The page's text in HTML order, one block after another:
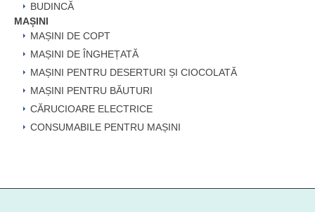
BUDINCĂ
MAȘINI
MAȘINI DE COPT
MAȘINI DE ÎNGHEȚATĂ
MAȘINI PENTRU DESERTURI ȘI CIOCOLATĂ
MAȘINI PENTRU BĂUTURI
CĂRUCIOARE ELECTRICE
CONSUMABILE PENTRU MAȘINI